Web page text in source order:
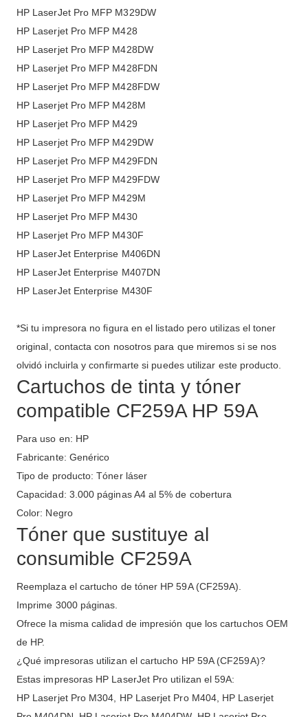
HP LaserJet Pro MFP M329DW
HP Laserjet Pro MFP M428
HP Laserjet Pro MFP M428DW
HP Laserjet Pro MFP M428FDN
HP Laserjet Pro MFP M428FDW
HP Laserjet Pro MFP M428M
HP Laserjet Pro MFP M429
HP Laserjet Pro MFP M429DW
HP Laserjet Pro MFP M429FDN
HP Laserjet Pro MFP M429FDW
HP Laserjet Pro MFP M429M
HP Laserjet Pro MFP M430
HP Laserjet Pro MFP M430F
HP LaserJet Enterprise M406DN
HP LaserJet Enterprise M407DN
HP LaserJet Enterprise M430F
*Si tu impresora no figura en el listado pero utilizas el toner
original, contacta con nosotros para que miremos si se nos
olvidó incluirla y confirmarte si puedes utilizar este producto.
Cartuchos de tinta y tóner
compatible CF259A HP 59A
Para uso en: HP
Fabricante: Genérico
Tipo de producto: Tóner láser
Capacidad: 3.000 páginas A4 al 5% de cobertura
Color: Negro
Tóner que sustituye al
consumible CF259A
Reemplaza el cartucho de tóner HP 59A (CF259A).
Imprime 3000 páginas.
Ofrece la misma calidad de impresión que los cartuchos OEM
de HP.
¿Qué impresoras utilizan el cartucho HP 59A (CF259A)?
Estas impresoras HP LaserJet Pro utilizan el 59A:
HP Laserjet Pro M304, HP Laserjet Pro M404, HP Laserjet